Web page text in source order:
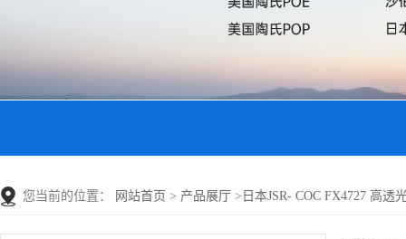
您当前的位置： 网站首页 > 产品展厅 > 日本JSR- COC FX4727 高透